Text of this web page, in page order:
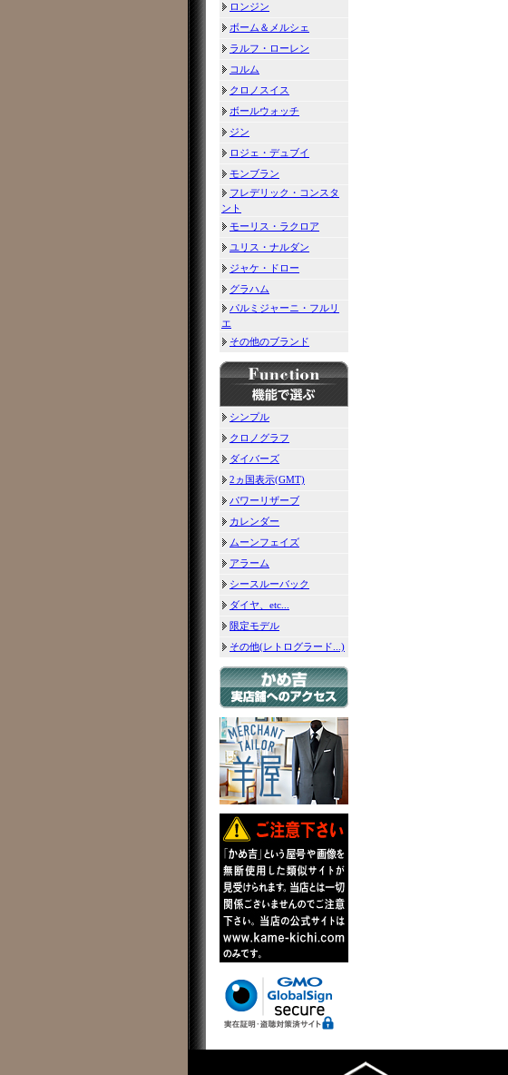
ロンジン
ボーム＆メルシェ
ラルフ・ローレン
コルム
クロノスイス
ボールウォッチ
ジン
ロジェ・デュブイ
モンブラン
フレデリック・コンスタ
ント
モーリス・ラクロア
ユリス・ナルダン
ジャケ・ドロー
グラハム
パルミジャーニ・フルリ
エ
その他のブランド
シンプル
クロノグラフ
ダイバーズ
2ヵ国表示(GMT)
パワーリザーブ
カレンダー
ムーンフェイズ
アラーム
シースルーバック
ダイヤ、etc...
限定モデル
その他(レトログラード...)